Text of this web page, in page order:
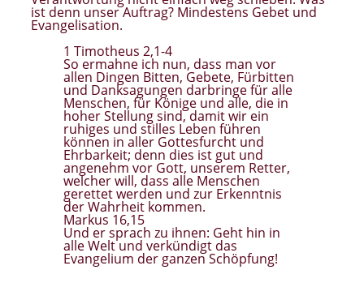
ist denn unser Auftrag? Mindestens Gebet und
Evangelisation.
1 Timotheus 2,1-4
So ermahne ich nun, dass man vor
allen Dingen Bitten, Gebete, Fürbitten
und Danksagungen darbringe für alle
Menschen, für Könige und alle, die in
hoher Stellung sind, damit wir ein
ruhiges und stilles Leben führen
können in aller Gottesfurcht und
Ehrbarkeit; denn dies ist gut und
angenehm vor Gott, unserem Retter,
welcher will, dass alle Menschen
gerettet werden und zur Erkenntnis
der Wahrheit kommen.
Markus 16,15
Und er sprach zu ihnen: Geht hin in
alle Welt und verkündigt das
Evangelium der ganzen Schöpfung!